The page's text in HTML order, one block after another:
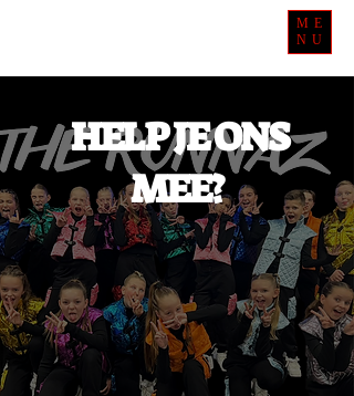
ME
NU
HELP JE ONS
MEE?